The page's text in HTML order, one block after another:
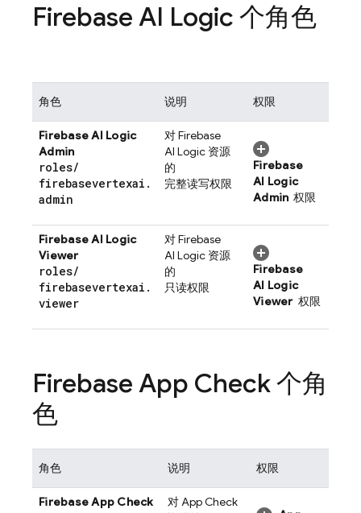
Firebase AI Logic 个角色
角色 说明 权限
Firebase AI Logic
Admin
roles/
firebasevertexai .
admin
对Firebase
AI Logic 资源
的
完整读写权限
Firebase
AI Logic
Admin 权限
Firebase AI Logic
Viewer
roles/
firebasevertexai .
viewer
对Firebase
AI Logic 资源
的
只读权限
Firebase
AI Logic
Viewer 权限
Firebase App Check个角
色
角色 说明 权限
Firebase App Check
对App Check